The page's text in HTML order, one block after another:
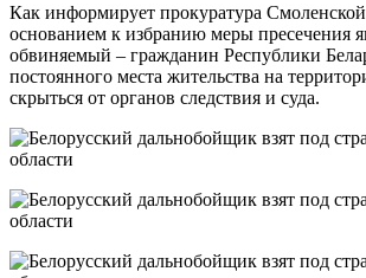
Как информирует прокуратура Смоленской
основанием к избранию меры пресечения
обвиняемый – гражданин Республики
постоянного места жительства на
скрыться от органов следствия и суда.